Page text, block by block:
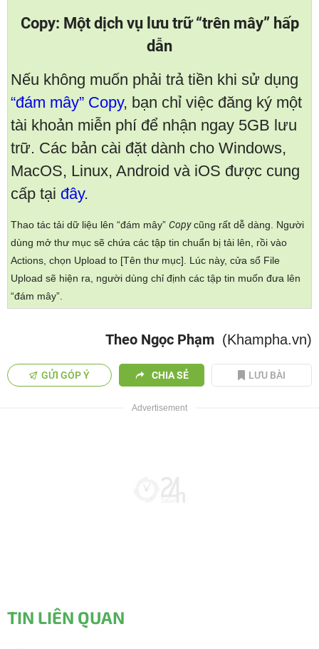
Copy: Một dịch vụ lưu trữ “trên mây” hấp
dẫn
Nếu không muốn phải trả tiền khi sử dụng
“đám mây” Copy, bạn chỉ việc đăng ký một
tài khoản miễn phí để nhận ngay 5GB lưu
trữ. Các bản cài đặt dành cho Windows,
MacOS, Linux, Android và iOS được cung
cấp tại đây.
Thao tác tải dữ liệu lên “đám mây” Copycũng rất dễ dàng. Người
dùng mở thư mục sẽ chứa các tập tin chuẩn bị tải lên, rồi vào
Actions, chọn Upload to [Tên thư mục]. Lúc này, cửa sổ File
Upload sẽ hiện ra, người dùng chỉ định các tập tin muốn đưa lên
“đám mây”.
Theo Ngọc Phạm (Khampha.vn)
GỬI GÓP Ý CHIA SẺ LƯU BÀI
TIN LIÊN QUAN